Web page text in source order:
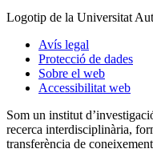
Logotip de la Universitat
Avís legal
Protecció de dades
Sobre el web
Accessibilitat web
Som un institut
recerca interdisciplinària,
transferència de